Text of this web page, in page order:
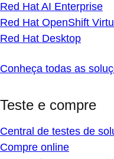
Red Hat AI Enterprise
Red Hat OpenShift
Red Hat Desktop
Conheça todas as
Teste e compre
Central de testes de
Compre online